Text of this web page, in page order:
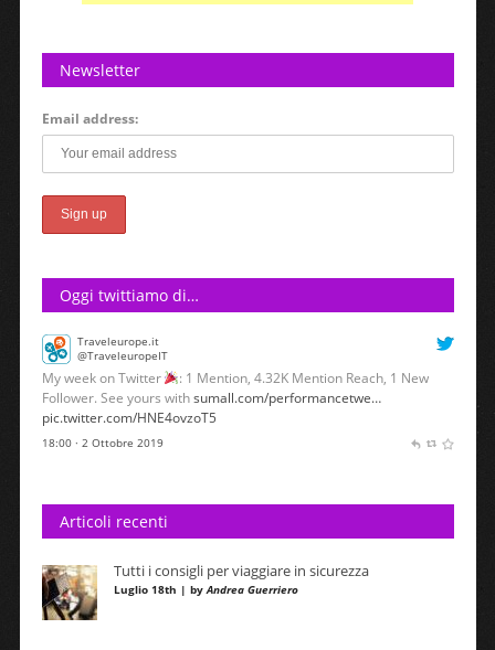
Newsletter
Email address:
Oggi twittiamo di…
Traveleurope.it
@TraveleuropeIT
My week on Twitter
: 1 Mention, 4.32K Mention Reach, 1 New
Follower. See yours withsumall.com/performancetwe…
pic.twitter.com/HNE4ovzoT5
18:00 · 2 Ottobre 2019
Articoli recenti
Tutti i consigli per viaggiare in sicurezza
Luglio 18th | byAndrea Guerriero